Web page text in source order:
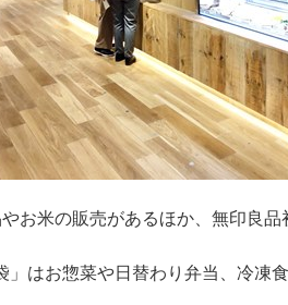
お米の販売があるほか、無印良
」はお惣菜や日替わり弁当、冷凍食